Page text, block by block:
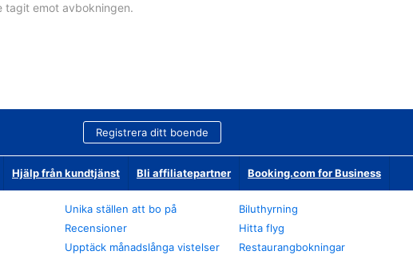
tagit emot avbokningen.
Registrera ditt boende
Hjälp från kundtjänst Bli affiliatepartner Booking.com for Business
Unika ställen att bo på
Recensioner
Upptäck månadslånga vistelser
Biluthyrning
Hitta flyg
Restaurangbokningar